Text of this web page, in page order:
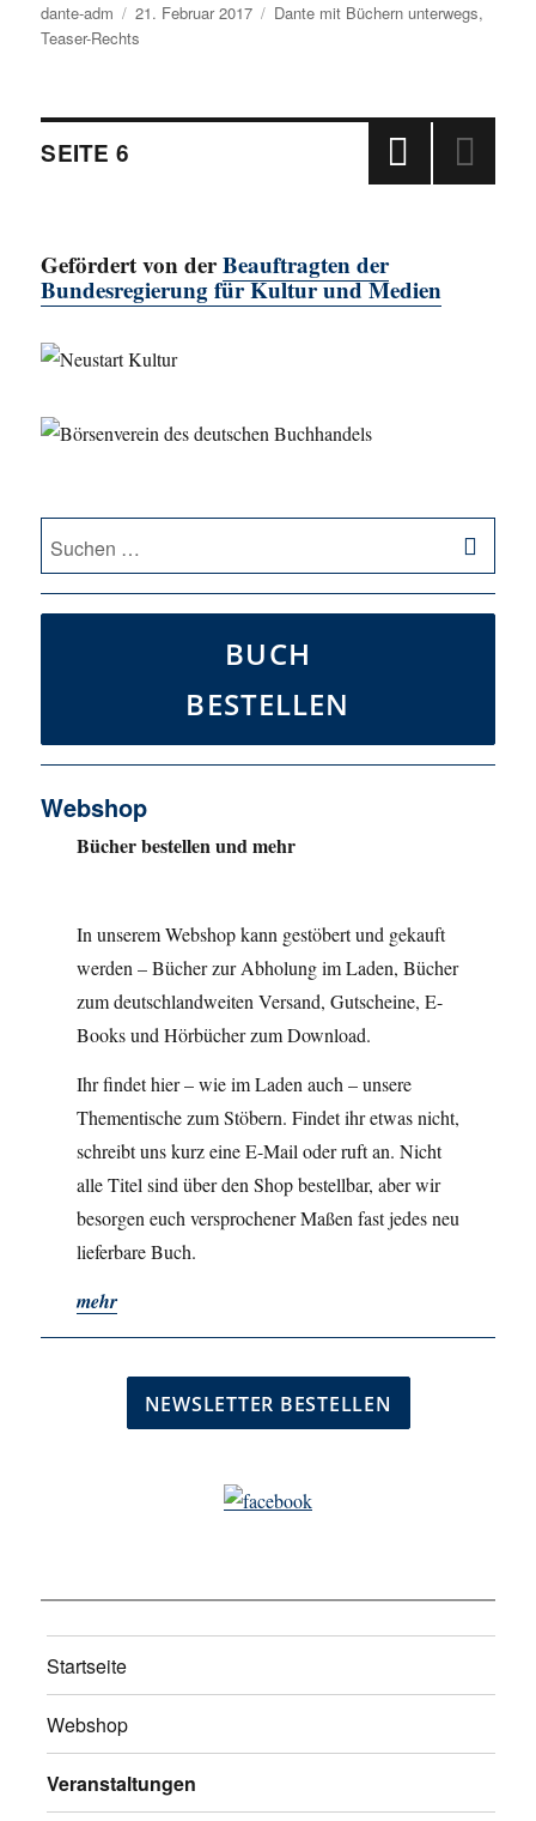
Autor
dante-adm
Veröffentlicht
am
21. Februar 2017 Kategorien
Dante mit Büchern unterwegs,
Teaser-Rechts
Beitragsnavigation
SEIT
E
SEITE 6
Gefördert von derBeauftragten der
Bundesregierung für Kultur und Medien
Suche
nach:
BUCH
BESTELLEN
Webshop
Bücher bestellen und mehr
In unserem Webshop kann gestöbert und gekauft
werden – Bücher zur Abholung im Laden, Bücher
zum deutschlandweiten Versand, Gutscheine, E-
Books und Hörbücher zum Download.
Ihr findet hier – wie im Laden auch – unsere
Thementische zum Stöbern. Findet ihr etwas nicht,
schreibt uns kurz eine E-Mail oder ruft an. Nicht
alle Titel sind über den Shop bestellbar, aber wir
besorgen euch versprochener Maßen fast jedes neu
lieferbare Buch.
mehr
Startseite
Webshop
Veranstaltungen